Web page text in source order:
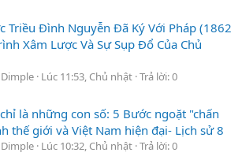
Triều Đình Nguyễn Đã Ký Với Pháp (1862
Xâm Lược Và Sự Sụp Đổ Của Chủ
Lúc 11:53, Chủ nhật Trả lời: 0
là những con số: 5 Bước ngoặt "chấn
thế giới và Việt Nam hiện đại- Lịch sử 8
Lúc 10:32, Chủ nhật Trả lời: 0